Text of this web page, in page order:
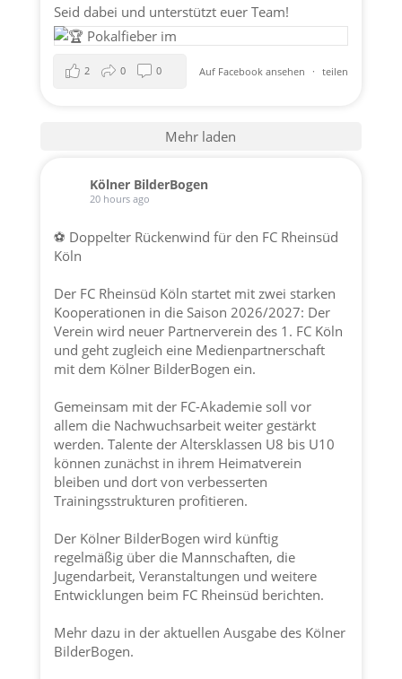
Seid dabei und unterstützt euer Team!
Auf Facebook ansehen · teilen
2 0 0
Mehr laden
Kölner BilderBogen
20 hours ago
⚽ Doppelter Rückenwind für den FC Rheinsüd
Köln
Der FC Rheinsüd Köln startet mit zwei starken
Kooperationen in die Saison 2026/2027: Der
Verein wird neuer Partnerverein des 1. FC Köln
und geht zugleich eine Medienpartnerschaft
mit dem Kölner BilderBogen ein.
Gemeinsam mit der FC-Akademie soll vor
allem die Nachwuchsarbeit weiter gestärkt
werden. Talente der Altersklassen U8 bis U10
können zunächst in ihrem Heimatverein
bleiben und dort von verbesserten
Trainingsstrukturen profitieren.
Der Kölner BilderBogen wird künftig
regelmäßig über die Mannschaften, die
Jugendarbeit, Veranstaltungen und weitere
Entwicklungen beim FC Rheinsüd berichten.
Mehr dazu in der aktuellen Ausgabe des Kölner
BilderBogen.